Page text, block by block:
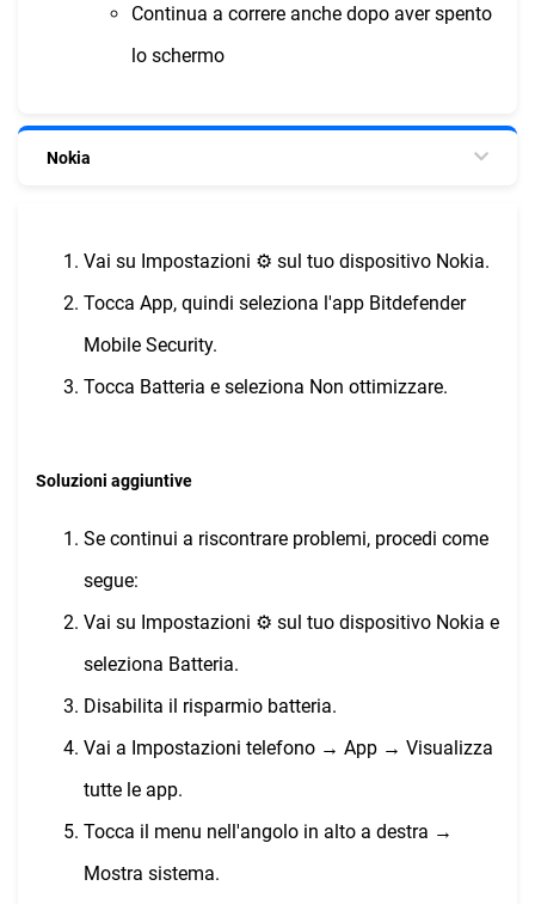
Continua a correre anche dopo aver spento
lo schermo
Nokia
Vai su Impostazioni ⚙︎ sul tuo dispositivo Nokia.
Tocca App, quindi seleziona l'app Bitdefender
Mobile Security.
Tocca Batteria e seleziona Non ottimizzare.
Soluzioni aggiuntive
Se continui a riscontrare problemi, procedi come
segue:
Vai su Impostazioni ⚙︎ sul tuo dispositivo Nokia e
seleziona Batteria.
Disabilita il risparmio batteria.
Vai a Impostazioni telefono → App → Visualizza
tutte le app.
Tocca il menu nell'angolo in alto a destra →
Mostra sistema.